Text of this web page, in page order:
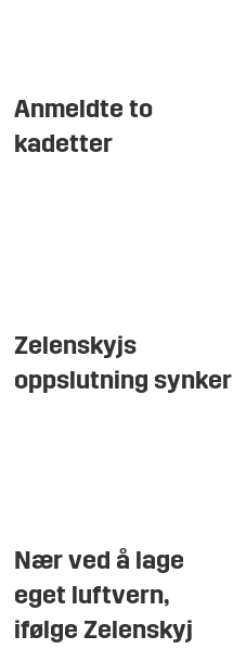
Anmeldte to
kadetter
Zelenskyjs
oppslutning synker
Nær ved å lage
eget luftvern,
ifølge Zelenskyj